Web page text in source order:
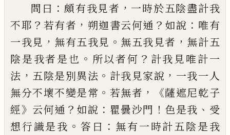
問曰 ：頗有我見者 ， 一時於五陰盡計我
不耶 ？ 若有者 ， 朔迦書云何通 ？ 如說 ： 唯有
一我見 ， 無有五我見 。 無五我見者 ， 無計五
陰是我者是也 。 所以者何 ？ 計我見唯計一
法 ， 五陰是別異法 。 計我見家說 ， 一我一人
無分不壞不變是常 。 若無者 ，《薩遮尼乾子
經》 云何通 ？ 如說 ： 瞿曇沙門 ！ 色是我 、 受
想行識是我 。 答曰 ： 無有一時計五陰是我